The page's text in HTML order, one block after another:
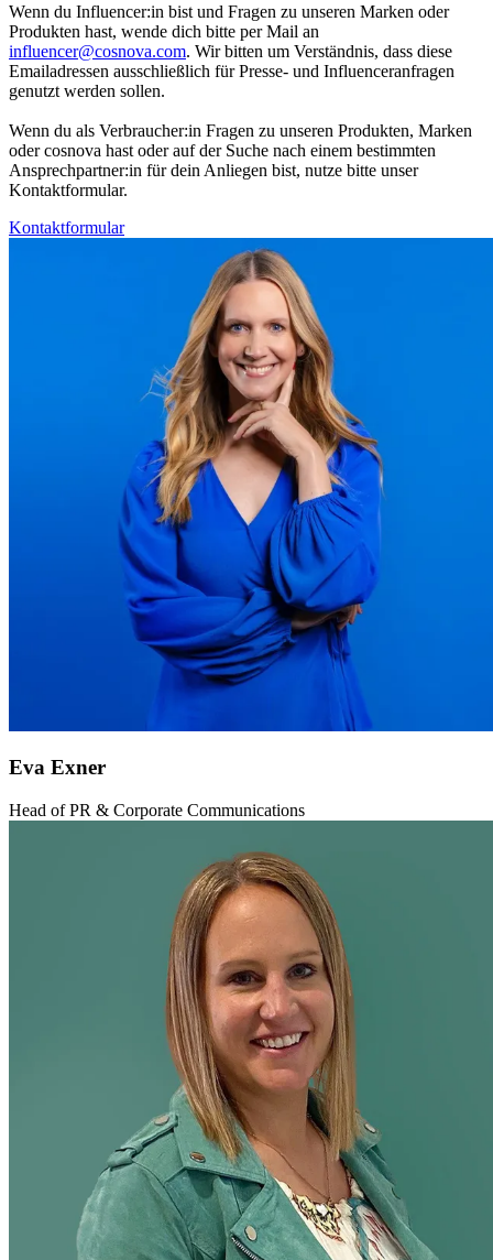
Wenn du Influencer:in bist und Fragen zu unseren Marken oder
Produkten hast, wende dich bitte per Mail an
influencer@cosnova.com. Wir bitten um Verständnis, dass diese
Emailadressen ausschließlich für Presse- und Influenceranfragen
genutzt werden sollen.
Wenn du als Verbraucher:in Fragen zu unseren Produkten, Marken
oder cosnova hast oder auf der Suche nach einem bestimmten
Ansprechpartner:in für dein Anliegen bist, nutze bitte unser
Kontaktformular.
Kontaktformular
Eva Exner
Head of PR & Corporate Communications